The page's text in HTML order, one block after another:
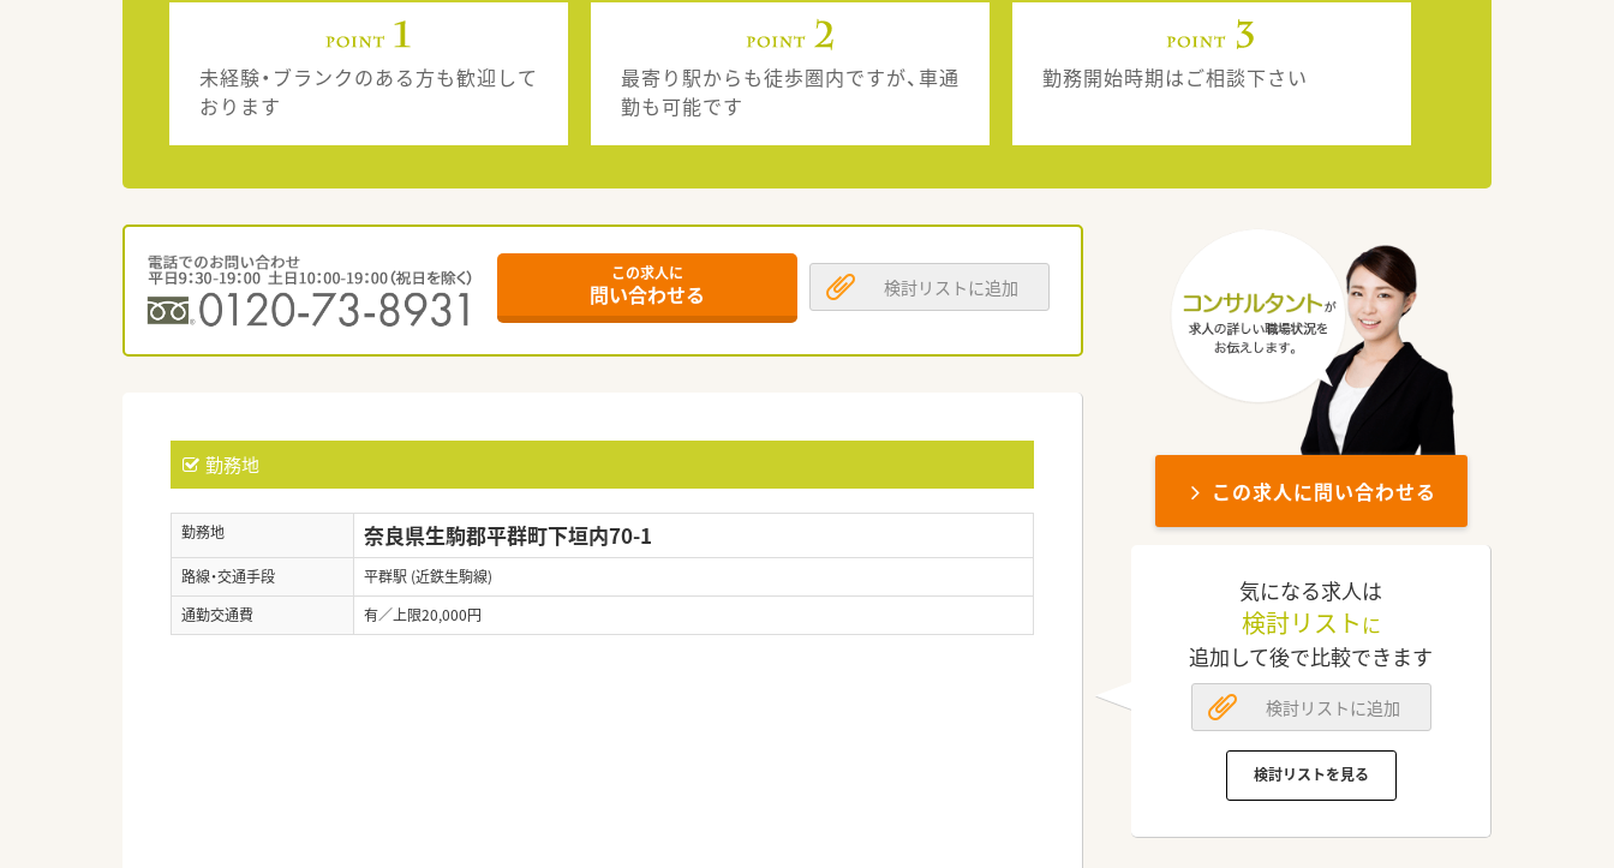
未経験・ブランクのある方も歓迎して
おります
最寄り駅からも徒歩圏内ですが、車通
勤も可能です
勤務開始時期はご相談下さい
この求人に
問い合わせる 検討リストに追加
勤務地
勤務地 奈良県生駒郡平群町下垣内70-1
路線・交通手段
平群駅 (近鉄生駒線)
通勤交通費
有／上限20,000円
この求人に問い合わせる
気になる求人は
検討リスト に
追加して後で比較できます
検討リストに追加
検討リストを見る